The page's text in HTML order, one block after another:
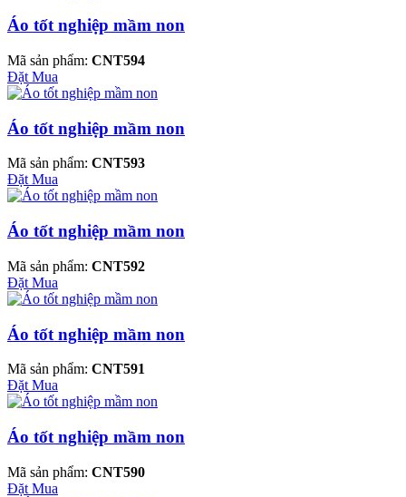
Áo tốt nghiệp mầm non
Mã sản phẩm: CNT594
Đặt Mua
Áo tốt nghiệp mầm non
Mã sản phẩm: CNT593
Đặt Mua
Áo tốt nghiệp mầm non
Mã sản phẩm: CNT592
Đặt Mua
Áo tốt nghiệp mầm non
Mã sản phẩm: CNT591
Đặt Mua
Áo tốt nghiệp mầm non
Mã sản phẩm: CNT590
Đặt Mua